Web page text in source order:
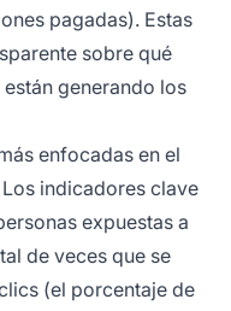
pagadas). Estas
sobre qué
generando los
enfocadas en el
indicadores clave
expuestas a
de veces que se
(el porcentaje de